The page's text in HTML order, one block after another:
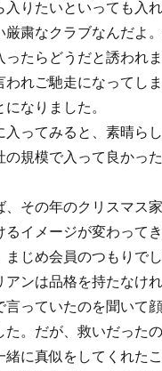
入りたいといっても入
厳粛なクラブなんだよ
ったらどうだと誘われ
われご馳走になってし
なりました。
入ってみると、素晴ら
の規模で入って良かっ
、その年のクリスマス
るイメージが変わって
まじめ会員のつもりで
アンは品格を持たなけ
言っていたのを聞いて
た。だが、救いだった
緒に真似をしてくれた